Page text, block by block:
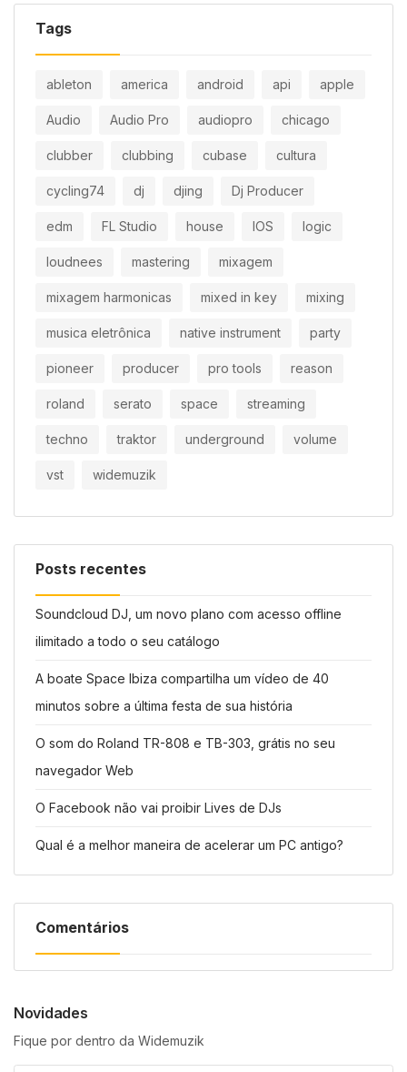
Tags
ableton america android api apple
Audio Audio Pro audiopro chicago
clubber clubbing cubase cultura
cycling74 dj djing Dj Producer
edm FL Studio house IOS logic
loudnees mastering mixagem
mixagem harmonicas mixed in key mixing
musica eletrônica native instrument party
pioneer producer pro tools reason
roland serato space streaming
techno traktor underground volume
vst widemuzik
Posts recentes
Soundcloud DJ, um novo plano com acesso offline
ilimitado a todo o seu catálogo
A boate Space Ibiza compartilha um vídeo de 40
minutos sobre a última festa de sua história
O som do Roland TR-808 e TB-303, grátis no seu
navegador Web
O Facebook não vai proibir Lives de DJs
Qual é a melhor maneira de acelerar um PC antigo?
Comentários
Novidades
Fique por dentro da Widemuzik